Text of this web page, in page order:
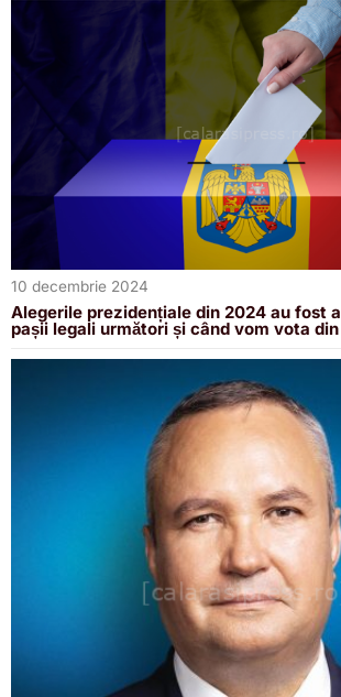
10 decembrie 2024
Alegerile prezidențiale din 2024 au fost
pașii legali următori și când vom vota